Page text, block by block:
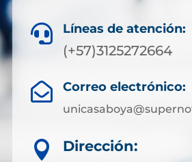
 Líneas de atención:
(+57)3125272664
 Correo electrónico:

Dirección: